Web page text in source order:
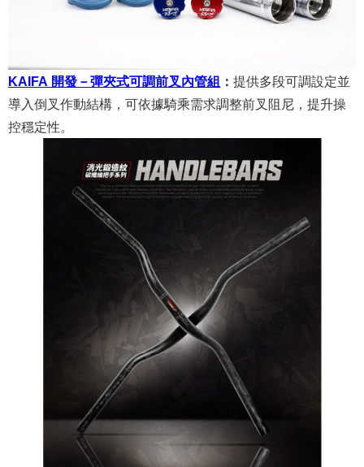
KAIFA 開發－彈夾式可調前叉內管組 ： 提供多段可調設定並
導入倒叉作動結構，可依據騎乘需求調整前叉阻尼，提升操
控穩定性。